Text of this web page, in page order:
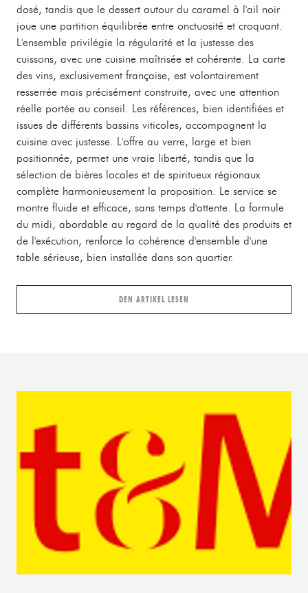
dosé, tandis que le dessert autour du caramel à l'ail noir
joue une partition équilibrée entre onctuosité et croquant.
L'ensemble privilégie la régularité et la justesse des
cuissons, avec une cuisine maîtrisée et cohérente. La carte
des vins, exclusivement française, est volontairement
resserrée mais précisément construite, avec une attention
réelle portée au conseil. Les références, bien identifiées et
issues de différents bassins viticoles, accompagnent la
cuisine avec justesse. L'offre au verre, large et bien
positionnée, permet une vraie liberté, tandis que la
sélection de bières locales et de spiritueux régionaux
complète harmonieusement la proposition. Le service se
montre fluide et efficace, sans temps d'attente. La formule
du midi, abordable au regard de la qualité des produits et
de l'exécution, renforce la cohérence d'ensemble d'une
table sérieuse, bien installée dans son quartier.
DEN ARTIKEL LESEN